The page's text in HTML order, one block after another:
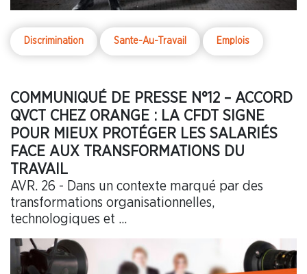
Discrimination Sante-Au-Travail Emplois
COMMUNIQUÉ DE PRESSE N°12 – ACCORD
QVCT CHEZ ORANGE : LA CFDT SIGNE
POUR MIEUX PROTÉGER LES SALARIÉS
FACE AUX TRANSFORMATIONS DU
TRAVAIL
AVR. 26 - Dans un contexte marqué par des
transformations organisationnelles,
technologiques et ...